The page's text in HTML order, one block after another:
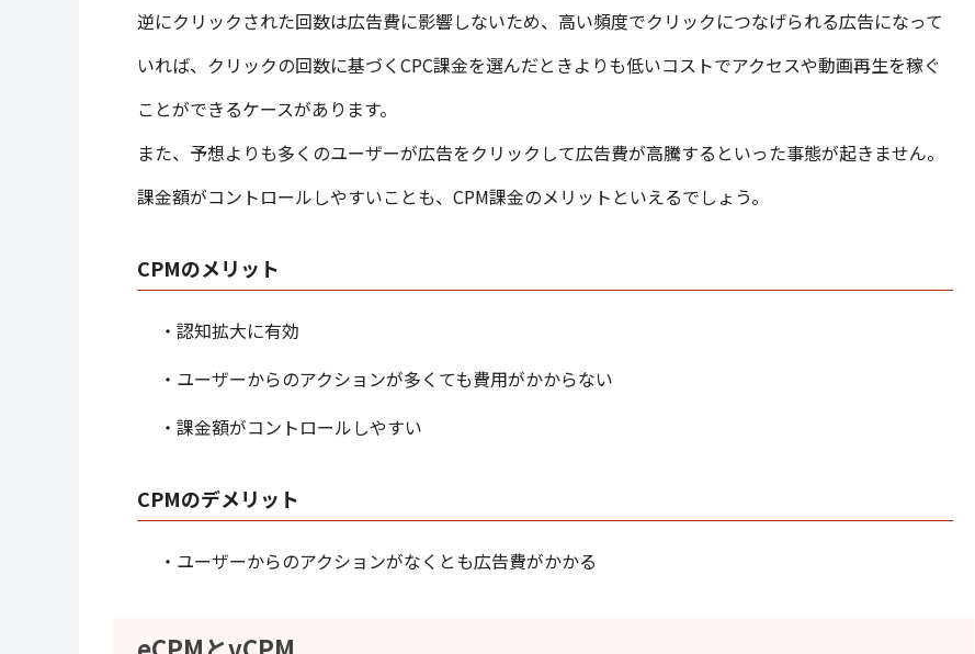
逆にクリックされた回数は広告費に影響しないため、高い頻度でクリックにつなげられる広告になって
いれば、クリックの回数に基づくCPC課金を選んだときよりも低いコストでアクセスや動画再生を稼ぐ
ことができるケースがあります。
また、予想よりも多くのユーザーが広告をクリックして広告費が高騰するといった事態が起きません。
課金額がコントロールしやすいことも、CPM課金のメリットといえるでしょう。
CPMのメリット
・認知拡大に有効
・ユーザーからのアクションが多くても費用がかからない
・課金額がコントロールしやすい
CPMのデメリット
・ユーザーからのアクションがなくとも広告費がかかる